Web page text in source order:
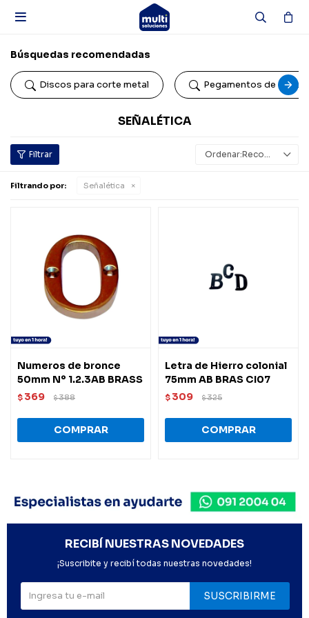

Búsquedas recomendadas
Discos para corte metal Pegamentos de
SEÑALÉTICA
Recomendados
Filtrando por: Señalética
Numeros de bronce
50mm Nº 1.2.3AB BRASS
$ 369 $388
Letra de Hierro colonial
75mm AB BRAS CI07
$ 309 $325
RECIBÍ NUESTRAS NOVEDADES
¡Suscribite y recibí todas nuestras novedades!
SUSCRIBIRME